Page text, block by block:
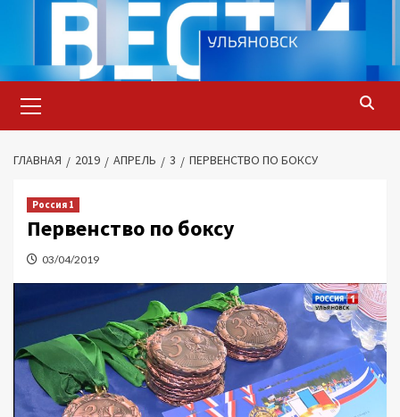
содержимому
меню
ГЛАВНАЯ 2019 АПРЕЛЬ 3 ПЕРВЕНСТВО ПО БОКСУ
Россия 1
Первенство по боксу
03/04/2019